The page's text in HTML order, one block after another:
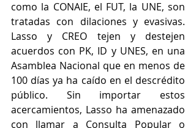
como la CONAIE, el FUT, la UNE, son
tratadas con dilaciones y evasivas.
Lasso y CREO tejen y destejen
acuerdos con PK, ID y UNES, en una
Asamblea Nacional que en menos de
100 días ya ha caído en el descrédito
público. Sin importar estos
acercamientos, Lasso ha amenazado
con llamar a Consulta Popular o